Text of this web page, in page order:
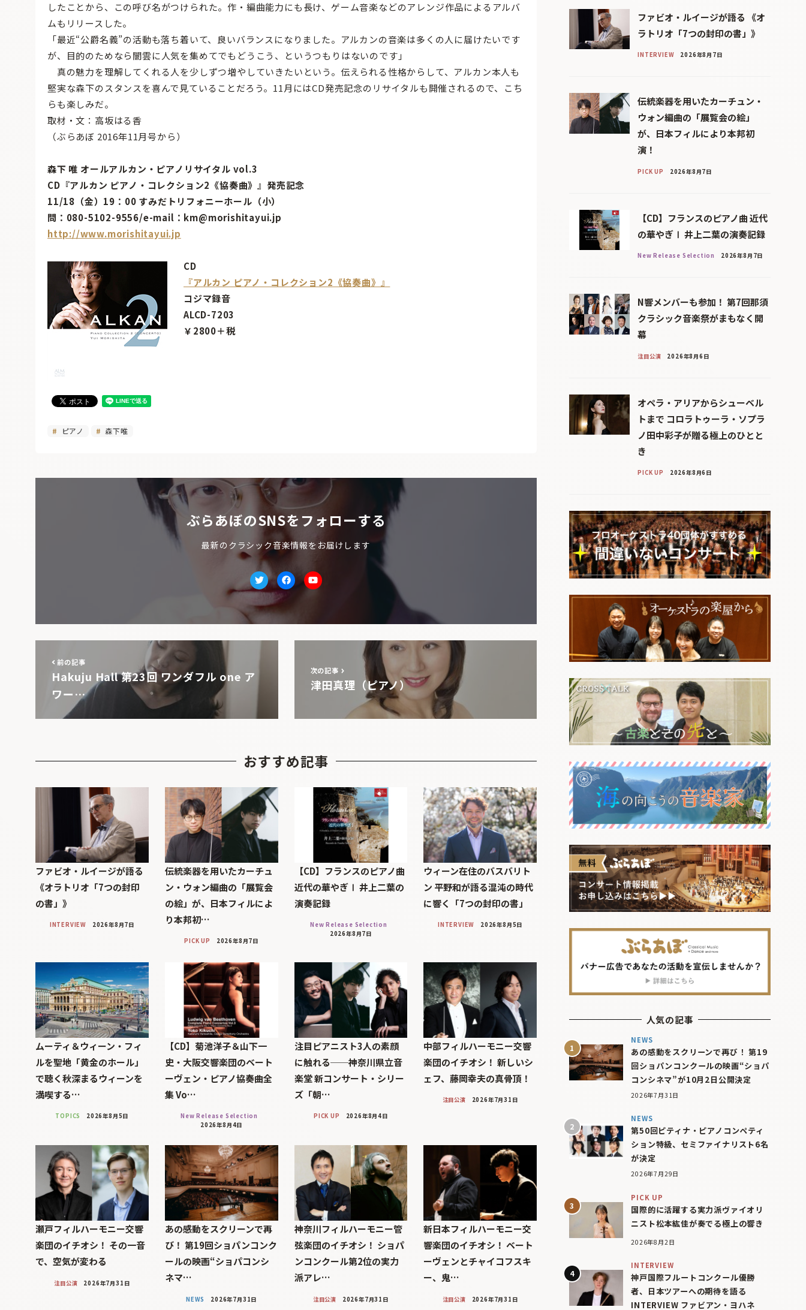
したことから、この呼び名がつけられた。作・編曲能力にも長け、ゲーム音楽などのアレンジ作品によるアルバ
ムもリリースした。
「最近“公爵名義”の活動も落ち着いて、良いバランスになりました。アルカンの音楽は多くの人に届けたいです
が、目的のためなら闇雲に人気を集めてでもどうこう、というつもりはないのです」
真の魅力を理解してくれる人を少しずつ増やしていきたいという。伝えられる性格からして、アルカン本人も
堅実な森下のスタンスを喜んで見ていることだろう。11月にはCD発売記念のリサイタルも開催されるので、こち
らも楽しみだ。
取材・文：高坂はる香
（ぶらあぼ 2016年11月号から）
森下 唯 オールアルカン・ピアノリサイタル vol.3
CD『アルカン ピアノ・コレクション2《協奏曲》』発売記念
11/18（金）19：00 すみだトリフォニーホール（小）
問：080-5102-9556/e-mail：km@morishitayui.jp
http://www.morishitayui.jp
CD
『アルカン ピアノ・コレクション2《協奏曲》』
コジマ録音
ALCD-7203
￥2800＋税
ピアノ 森下唯
ぶらあぼのSNSをフォローする
最新のクラシック音楽情報をお届けします
TwitterfacebookYoutube
前の記事
Hakuju Hall 第23回 ワンダフル one ア
ワー…
次の記事
津田真理（ピアノ）
おすすめ記事
ファビオ・ルイージが語る
《オラトリオ「7つの封印
の書」》
INTERVIEW 2026年8月7日
伝統楽器を用いたカーチュ
ン・ウォン編曲の「展覧会
の絵」が、日本フィルによ
り本邦初…
PICK UP 2026年8月7日
【CD】フランスのピアノ曲
近代の華やぎⅠ 井上二葉の
演奏記録
New Release Selection
2026年8月7日
ウィーン在住のバスバリト
ン 平野和が語る混沌の時代
に響く「7つの封印の書」
INTERVIEW 2026年8月5日
ムーティ＆ウィーン・フィ
ルを聖地「黄金のホール」
で聴く秋深まるウィーンを
満喫する…
TOPICS 2026年8月5日
【CD】菊池洋子＆山下一
史・大阪交響楽団のベート
ーヴェン・ピアノ協奏曲全
集 Vo…
New Release Selection
2026年8月4日
注目ピアニスト3人の素顔
に触れる──神奈川県立音
楽堂 新コンサート・シリー
ズ「朝…
PICK UP 2026年8月4日
中部フィルハーモニー交響
楽団のイチオシ！ 新しいシ
ェフ、藤岡幸夫の真骨頂！
注目公演 2026年7月31日
瀬戸フィルハーモニー交響
楽団のイチオシ！ その一音
で、空気が変わる
注目公演 2026年7月31日
あの感動をスクリーンで再
び！ 第19回ショパンコンク
ールの映画“ショパコンシ
ネマ…
NEWS 2026年7月31日
神奈川フィルハーモニー管
弦楽団のイチオシ！ ショパ
ンコンクール第2位の実力
派アレ…
注目公演 2026年7月31日
新日本フィルハーモニー交
響楽団のイチオシ！ ベート
ーヴェンとチャイコフスキ
ー、鬼…
注目公演 2026年7月31日
ファビオ・ルイージが語る 《オ
ラトリオ「7つの封印の書」》
INTERVIEW 2026年8月7日
伝統楽器を用いたカーチュン・
ウォン編曲の「展覧会の絵」
が、日本フィルにより本邦初
演！
PICK UP 2026年8月7日
【CD】フランスのピアノ曲 近代
の華やぎⅠ 井上二葉の演奏記録
New Release Selection 2026年8月7日
N響メンバーも参加！ 第7回那須
クラシック音楽祭がまもなく開
幕
注目公演 2026年8月6日
オペラ・アリアからシューベル
トまで コロラトゥーラ・ソプラ
ノ田中彩子が贈る極上のひとと
き
PICK UP 2026年8月6日
人気の記事
NEWS
あの感動をスクリーンで再び！ 第19
回ショパンコンクールの映画“ショパ
コンシネマ”が10月2日公開決定
2026年7月31日
NEWS
第50回ピティナ・ピアノコンペティ
ション特級、セミファイナリスト6名
が決定
2026年7月29日
PICK UP
国際的に活躍する実力派ヴァイオリ
ニスト松本紘佳が奏でる極上の響き
2026年8月2日
INTERVIEW
神戸国際フルートコンクール優勝
者、日本ツアーへの期待を語る
INTERVIEW ファビアン・ヨハネ